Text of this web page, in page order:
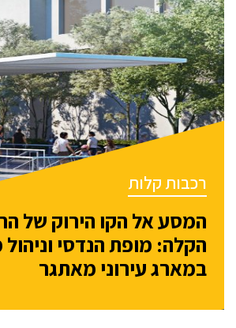
רכבות קלות
המסע אל הקו הירוק של
הקלה: מופת הנדסי
במארג עירוני מאתגר